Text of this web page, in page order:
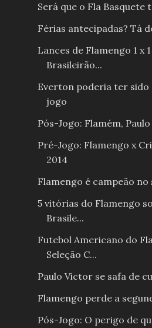
Será que o Fla Basquete
Férias antecipadas? Tá
Lances de Flamengo 1 x
Brasileirão...
Everton poderia ter sido
jogo
Pós-Jogo: Flamém,
Pré-Jogo: Flamengo x
2014
Flamengo é campeão
5 vitórias do Flamengo
Brasile...
Futebol Americano do
Seleção C...
Paulo Victor se safa de
Flamengo perde a
Pós-Jogo: O perigo de